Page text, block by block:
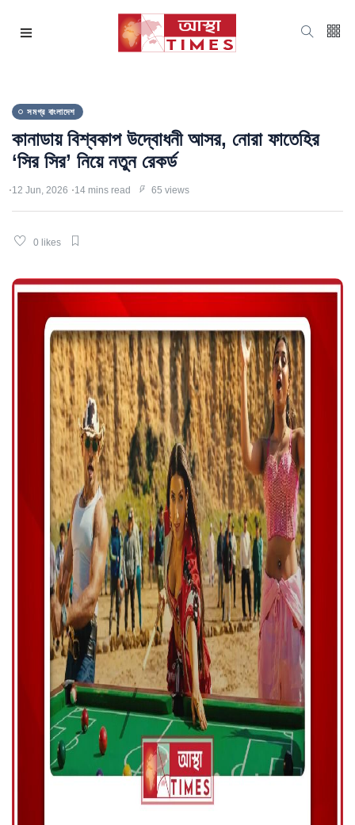
সমগ্র বাংলাদেশ
কানাডায় বিশ্বকাপ উদ্বোধনী আসর, নোরা ফাতেহির
‘সির সির’ নিয়ে নতুন রেকর্ড
12 Jun, 2026 14 mins read 65 views
0 likes